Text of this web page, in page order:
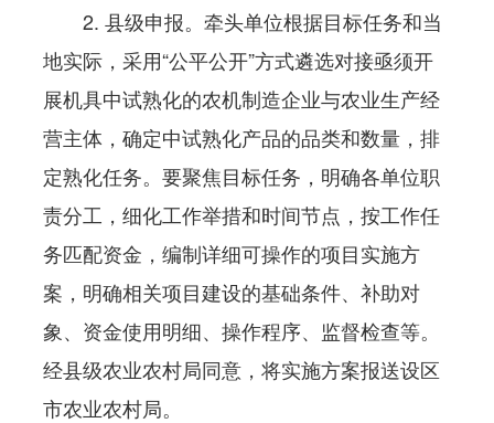
2. 县级申报。牵头单位根据目标任务和当
地实际，采用“公平公开”方式遴选对接亟须开
展机具中试熟化的农机制造企业与农业生产经
营主体，确定中试熟化产品的品类和数量，排
定熟化任务。要聚焦目标任务，明确各单位职
责分工，细化工作举措和时间节点，按工作任
务匹配资金，编制详细可操作的项目实施方
案，明确相关项目建设的基础条件、补助对
象、资金使用明细、操作程序、监督检查等。
经县级农业农村局同意，将实施方案报送设区
市农业农村局。